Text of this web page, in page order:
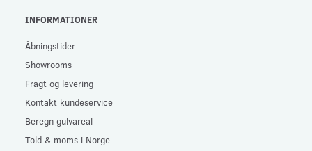
INFORMATIONER
Åbningstider
Showrooms
Fragt og levering
Kontakt kundeservice
Beregn gulvareal
Told & moms i Norge